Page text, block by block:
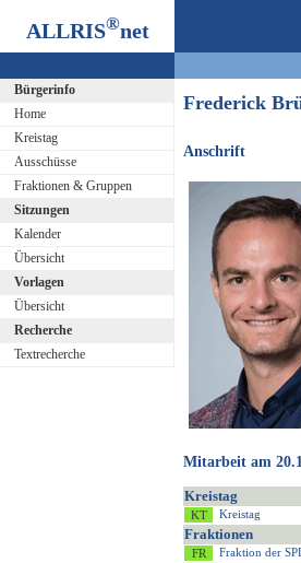
ALLRIS®net
Bürgerinfo
Home
Kreistag
Ausschüsse
Fraktionen & Gruppen
Sitzungen
Kalender
Übersicht
Vorlagen
Übersicht
Recherche
Textrecherche
Frederick
Anschrift
Mitarbeit am
Kreistag
Kreistag
Fraktionen
Fraktion der